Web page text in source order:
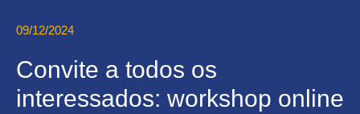
09/12/2024
Convite a todos os
interessados: workshop online